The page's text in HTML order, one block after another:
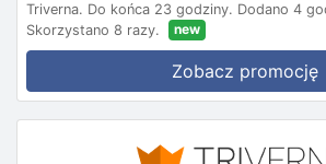
Triverna. Do końca 23 godziny. Dodano 4
Skorzystano 8 razy.
new
Zobacz promocję